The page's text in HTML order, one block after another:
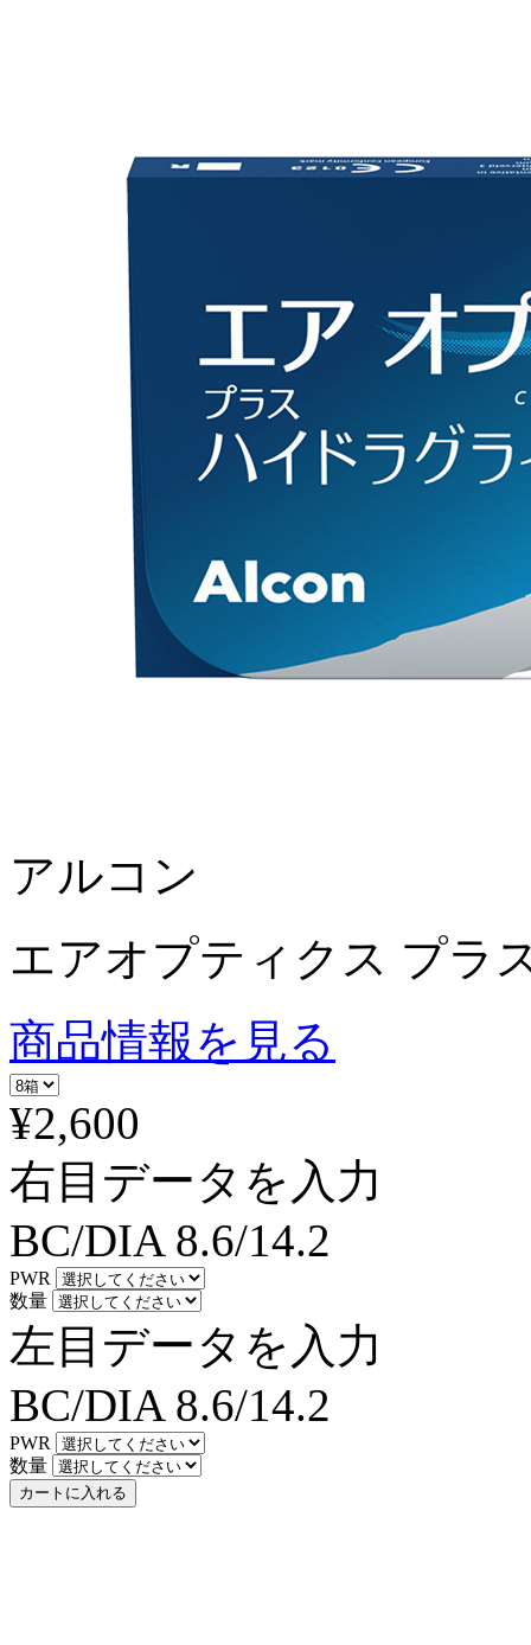
アルコン
エアオプティクス プラ
商品情報を見る
¥2,600
右目データを入力
BC/DIA 8.6/14.2
PWR
数量
左目データを入力
BC/DIA 8.6/14.2
PWR
数量
カートに入れる